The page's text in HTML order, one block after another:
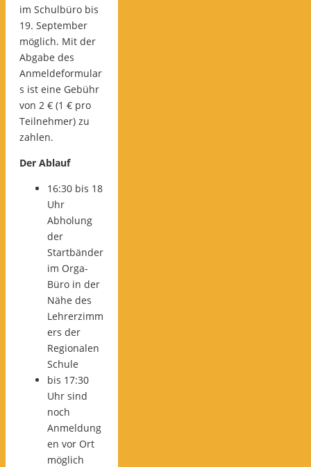
im Schulbüro bis
19. September
möglich. Mit der
Abgabe des
Anmeldeformular
s ist eine Gebühr
von 2 € (1 € pro
Teilnehmer) zu
zahlen.
Der Ablauf
16:30 bis 18
Uhr
Abholung
der
Startbänder
im Orga-
Büro in der
Nähe des
Lehrerzimm
ers der
Regionalen
Schule
bis 17:30
Uhr sind
noch
Anmeldung
en vor Ort
möglich